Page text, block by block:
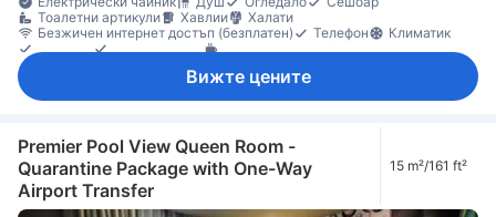
Тоалетни артикули
Хавлии
Халати
Безжичен интернет достъп (безплатен)
Телефон
Климатик
Пантофи
Спално бельо
Машина за кафе/чай
Гардеробна
Съоръжения за гладене
Вижте цените
Premier Pool View Queen Room -
Quarantine Package with One-Way
Airport Transfer
15 m²/161 ft²